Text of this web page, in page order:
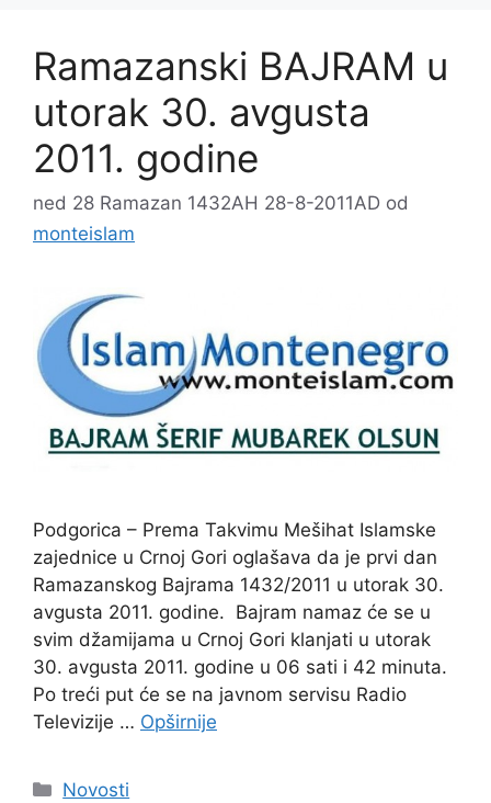
Ramazanski BAJRAM u
utorak 30. avgusta
2011. godine
ned 28 Ramazan 1432AH 28-8-2011AD od
monteislam
Podgorica – Prema Takvimu Mešihat Islamske
zajednice u Crnoj Gori oglašava da je prvi dan
Ramazanskog Bajrama 1432/2011 u utorak 30.
avgusta 2011. godine. Bajram namaz će se u
svim džamijama u Crnoj Gori klanjati u utorak
30. avgusta 2011. godine u 06 sati i 42 minuta.
Po treći put će se na javnom servisu Radio
Televizije … Opširnije
Kategorije
Novosti